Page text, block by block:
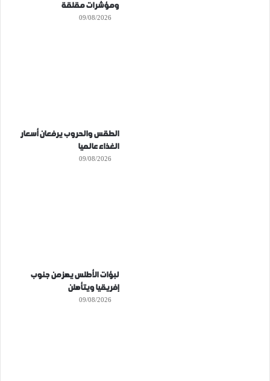
ومؤشرات مقلقة
09/08/2026
الطقس والحروب يرفعان أسعار
الغذاء عالميا
09/08/2026
لبؤات الأطلس يهزمن جنوب
إفريقيا ويتأهلن
09/08/2026